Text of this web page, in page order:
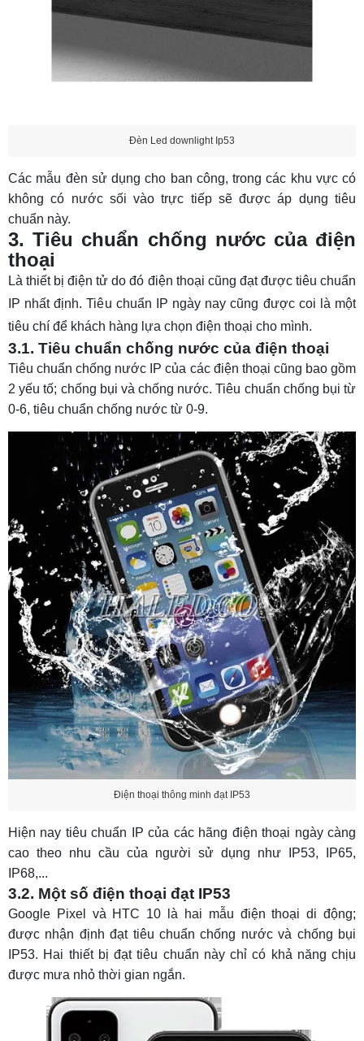
Đèn Led downlight Ip53
Các mẫu đèn sử dụng cho ban công, trong các khu vực có
không có nước sối vào trực tiếp sẽ được áp dụng tiêu
chuẩn này.
3. Tiêu chuẩn chống nước của điện
thoại
Là thiết bị điện tử do đó điện thoại cũng đạt được tiêu chuẩn
IP nhất định. Tiêu chuẩn IP ngày nay cũng được coi là một
tiêu chí để khách hàng lựa chọn điện thoại cho mình.
3.1. Tiêu chuẩn chống nước của điện thoại
Tiêu chuẩn chống nước IP của các điện thoại cũng bao gồm
2 yếu tố; chống bụi và chống nước. Tiêu chuẩn chống bụi từ
0-6, tiêu chuẩn chống nước từ 0-9.
Điện thoại thông minh đạt IP53
Hiện nay tiêu chuẩn IP của các hãng điện thoại ngày càng
cao theo nhu cầu của người sử dụng như IP53, IP65,
IP68,...
3.2. Một số điện thoại đạt IP53
Google Pixel và HTC 10 là hai mẫu điện thoại di động;
được nhận định đạt tiêu chuẩn chống nước và chống bụi
IP53. Hai thiết bị đạt tiêu chuẩn này chỉ có khả năng chịu
được mưa nhỏ thời gian ngắn.